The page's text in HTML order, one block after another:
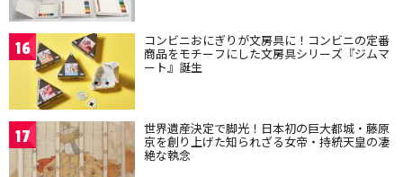
16 コンビニおにぎりが文房具に！コンビニの定番
商品をモチーフにした文房具シリーズ『ジムマ
ート』誕生
17 世界遺産決定で脚光！日本初の巨大都城・藤原
京を創り上げた知られざる女帝・持統天皇の凄
絶な執念